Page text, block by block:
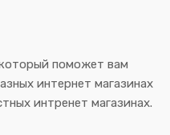
поможет вам
интернет магазинах
интренет магазинах.